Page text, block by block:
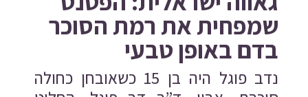
שמפחית את רמת הסוכר
בדם באופן טבעי
נדב פוגל היה בן 15 כשאובחן כחולה